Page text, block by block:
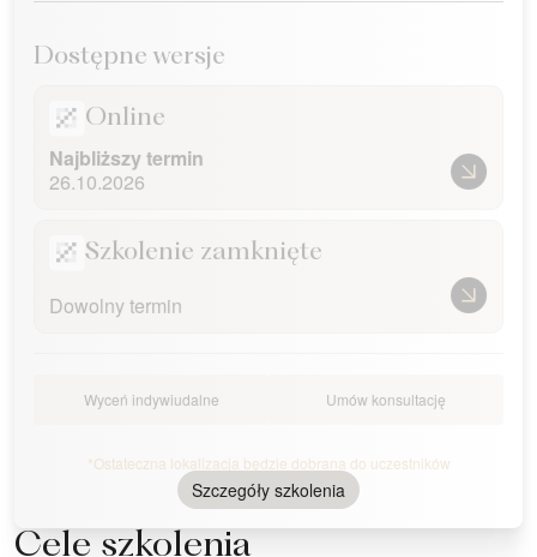
Cele szkolenia
Szczegóły szkolenia
Dostępne wersje
Online
Najbliższy termin
26.10.2026
Szkolenie zamknięte
Dowolny termin
Wyceń indywiudalne Umów konsultację
*Ostateczna lokalizacja będzie dobrana do uczestników